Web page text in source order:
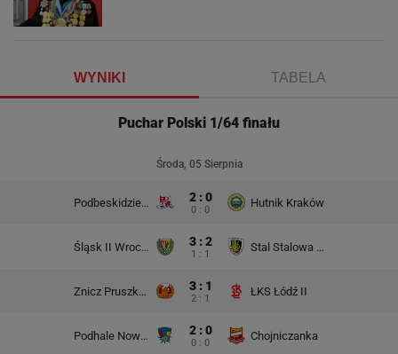
WYNIKI TABELA
Puchar Polski 1/64 finału
Środa, 05 Sierpnia
Podbeskidzie Bielsko-Biała 2 : 0
0 : 0
Hutnik Kraków
Śląsk II Wrocław 3 : 2
1 : 1
Stal Stalowa Wola
Znicz Pruszków 3 : 1
2 : 1
ŁKS Łódź II
Podhale Nowy Targ 2 : 0
0 : 0
Chojniczanka